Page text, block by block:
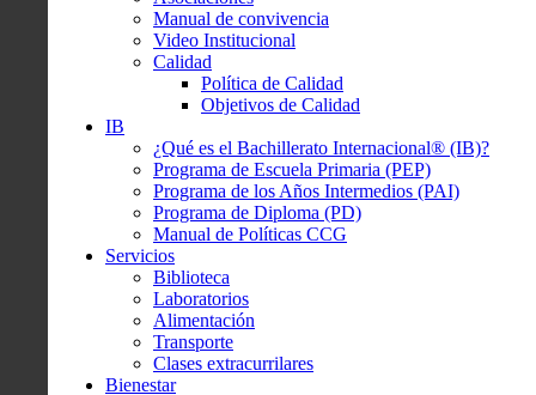
Manual de convivencia
Video Institucional
Calidad
Política de Calidad
Objetivos de Calidad
IB
¿Qué es el Bachillerato Internacional® (IB)?
Programa de Escuela Primaria (PEP)
Programa de los Años Intermedios (PAI)
Programa de Diploma (PD)
Manual de Políticas CCG
Servicios
Biblioteca
Laboratorios
Alimentación
Transporte
Clases extracurrilares
Bienestar